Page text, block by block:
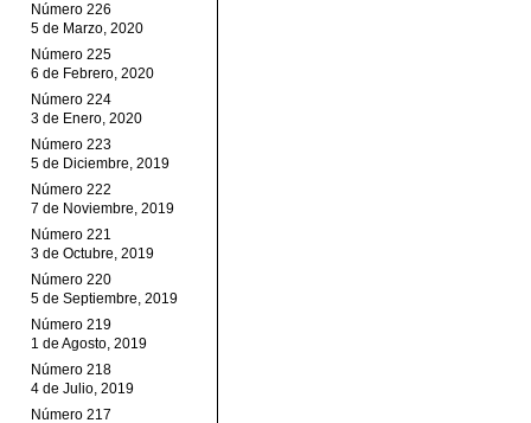
Número 226
5 de Marzo, 2020
Número 225
6 de Febrero, 2020
Número 224
3 de Enero, 2020
Número 223
5 de Diciembre, 2019
Número 222
7 de Noviembre, 2019
Número 221
3 de Octubre, 2019
Número 220
5 de Septiembre, 2019
Número 219
1 de Agosto, 2019
Número 218
4 de Julio, 2019
Número 217